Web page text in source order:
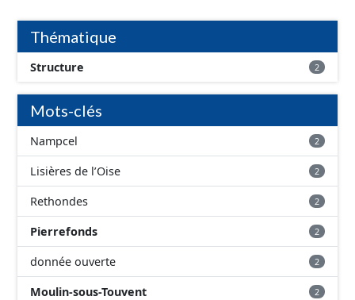
Thématique
Structure 2
Mots-clés
Nampcel 2
Lisières de l’Oise 2
Rethondes 2
Pierrefonds 2
donnée ouverte 2
Moulin-sous-Touvent 2